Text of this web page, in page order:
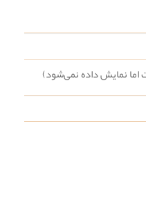
نمایش داده نمی‌شود)